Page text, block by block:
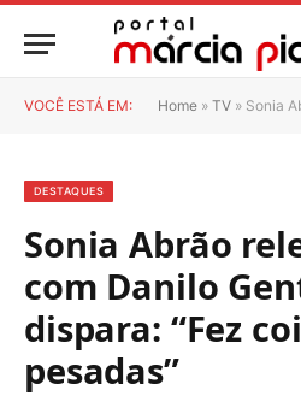
VOCÊ ESTÁ EM: Home » TV » Sonia Abrão
DESTAQUES
Sonia Abrão
com Danilo
dispara: “Fez
pesadas”